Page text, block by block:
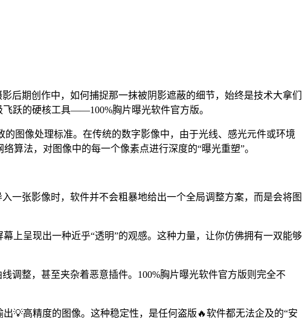
后期创作中，如何捕捉那一抹被阴影遮蔽的细节，始终是技术大拿们
跃的硬核工具——100%胸片曝光软件官方版。
图像处理标准。在传统的数字影像中，由于光线、感光元件或环境
算法，对图像中的每一个像素点进行深度的“曝光重塑”。
一张影像时，软件并不会粗暴地给出一个全局调整方案，而是会将图
上呈现出一种近乎“透明”的观感。这种力量，让你仿佛拥有一双能够
调整，甚至夹杂着恶意插件。100%胸片曝光软件官方版则完全不
💡高精度的图像。这种稳定性，是任何盗版🔥软件都无法企及的“安